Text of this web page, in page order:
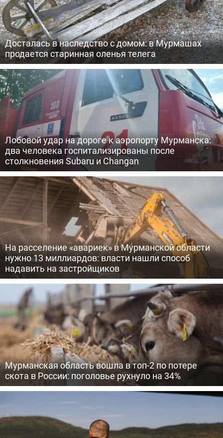
Досталась в наследство с домом: в Мурмашах
продается старинная оленья телега
Лобовой удар на дороге к аэропорту Мурманска:
два человека госпитализированы после
столкновения Subaru и Changan
На расселение «авариек» в Мурманской области
нужно 13 миллиардов: власти нашли способ
надавить на застройщиков
Мурманская область вошла в топ-2 по потере
скота в России: поголовье рухнуло на 34%